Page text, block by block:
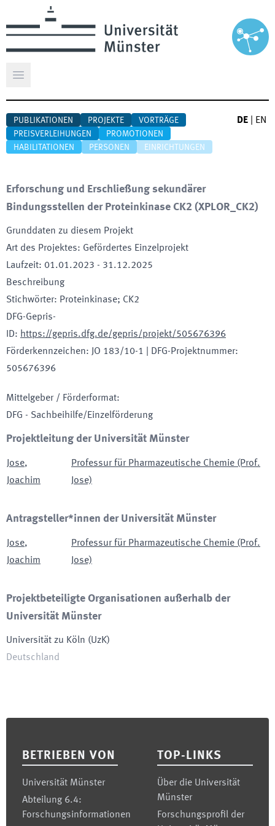
Hauptmenü öffnen
PUBLIKATIONEN PROJEKTE
VORTRÄGE
PREISVERLEIHUNGEN
PROMOTIONEN
HABILITATIONEN
PERSONEN EINRICHTUNGEN
DE EN
Erforschung und Erschließung sekundärer
Bindungsstellen der Proteinkinase CK2 (XPLOR_CK2)
Grunddaten zu diesem Projekt
Art des Projektes: Gefördertes Einzelprojekt
Laufzeit: 01.01.2023 - 31.12.2025
Beschreibung
Stichwörter: Proteinkinase; CK2
DFG-Gepris-
ID: https://gepris.dfg.de/gepris/projekt/505676396
Förderkennzeichen: JO 183/10-1 DFG-Projektnummer:
505676396
Mittelgeber / Förderformat:
DFG - Sachbeihilfe/Einzelförderung
Projektleitung der Universität Münster
Jose,
Joachim
Professur für Pharmazeutische Chemie (Prof.
Jose)
Antragsteller*innen der Universität Münster
Jose,
Joachim
Professur für Pharmazeutische Chemie (Prof.
Jose)
Projektbeteiligte Organisationen außerhalb der
Universität Münster
Universität zu Köln (UzK)
Deutschland
BETRIEBEN VON
Universität Münster
Abteilung 6.4:
Forschungsinformationen
TOP-LINKS
Über die Universität
Münster
Forschungsprofil der